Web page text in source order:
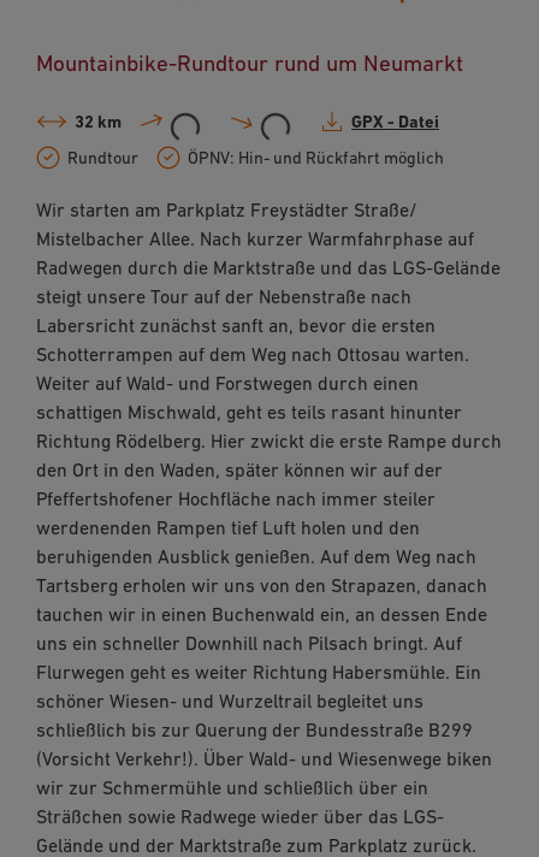
Mountainbike-Rundtour rund um Neumarkt
32 km
GPX - Datei
Rundtour
ÖPNV: Hin- und Rückfahrt möglich
Wir starten am Parkplatz Freystädter Straße/
Mistelbacher Allee. Nach kurzer Warmfahrphase auf
Radwegen durch die Marktstraße und das LGS-Gelände
steigt unsere Tour auf der Nebenstraße nach
Labersricht zunächst sanft an, bevor die ersten
Schotterrampen auf dem Weg nach Ottosau warten.
Weiter auf Wald- und Forstwegen durch einen
schattigen Mischwald, geht es teils rasant hinunter
Richtung Rödelberg. Hier zwickt die erste Rampe durch
den Ort in den Waden, später können wir auf der
Pfeffertshofener Hochfläche nach immer steiler
werdenenden Rampen tief Luft holen und den
beruhigenden Ausblick genießen. Auf dem Weg nach
Tartsberg erholen wir uns von den Strapazen, danach
tauchen wir in einen Buchenwald ein, an dessen Ende
uns ein schneller Downhill nach Pilsach bringt. Auf
Flurwegen geht es weiter Richtung Habersmühle. Ein
schöner Wiesen- und Wurzeltrail begleitet uns
schließlich bis zur Querung der Bundesstraße B299
(Vorsicht Verkehr!). Über Wald- und Wiesenwege biken
wir zur Schmermühle und schließlich über ein
Sträßchen sowie Radwege wieder über das LGS-
Gelände und der Marktstraße zum Parkplatz zurück.